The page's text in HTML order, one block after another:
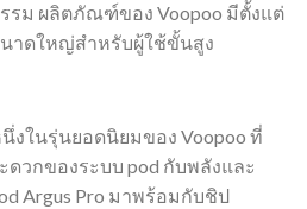
ม ผลิตภัณฑ์ของ Voopoo มีตั้งแต่
นาดใหญ่สำหรับผู้ใช้ขั้นสูง
งในรุ่นยอดนิยมของ Voopoo ที่
วกของระบบ pod กับพลังและ
Argus Pro มาพร้อมกับชิป